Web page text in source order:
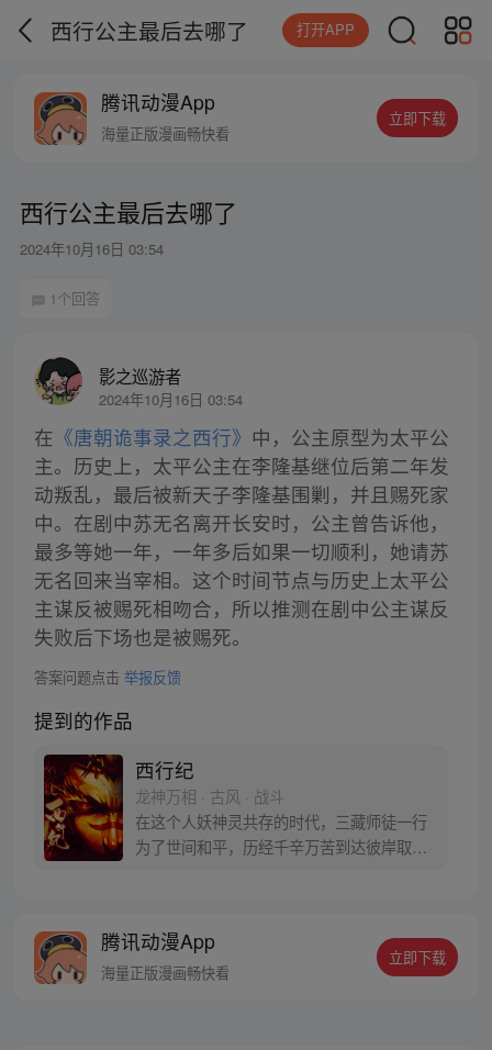
西行公主最后去哪了 打开APP
腾讯动漫App
海量正版漫画畅快看
立即下载
西行公主最后去哪了
2024年10月16日 03:54
1个回答
影之巡游者
2024年10月16日 03:54
在 《唐朝诡事录之西行》 中，公主原型为太平公
主。历史上，太平公主在李隆基继位后第二年发
动叛乱，最后被新天子李隆基围剿，并且赐死家
中。在剧中苏无名离开长安时，公主曾告诉他，
最多等她一年，一年多后如果一切顺利，她请苏
无名回来当宰相。这个时间节点与历史上太平公
主谋反被赐死相吻合，所以推测在剧中公主谋反
失败后下场也是被赐死。
答案问题点击 举报反馈
提到的作品
西行纪
龙神万相 · 古风 · 战斗
在这个人妖神灵共存的时代，三藏师徒一行
为了世间和平，历经千辛万苦到达彼岸取
辞万难，找到唐三藏大法师，和他一起重新
寻回徒弟们，组成全新“西行小队”，再度踏
腾讯动漫App
海量正版漫画畅快看
立即下载